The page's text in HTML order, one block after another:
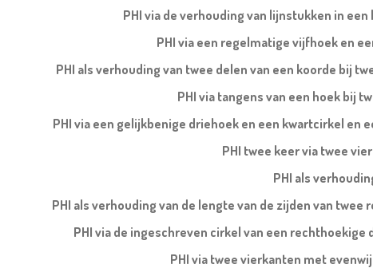
PHI via de verhouding van lijnstukken in
PHI via een regelmatige vijfhoek en
PHI als verhouding van twee delen van een koorde bij
PHI via tangens van een hoek bij
PHI via een gelijkbenige driehoek en een kwartcirkel en
PHI twee keer via twee
PHI als
PHI als verhouding van de lengte van de zijden van twee
PHI via de ingeschreven cirkel van een rechthoekige
PHI via twee vierkanten met